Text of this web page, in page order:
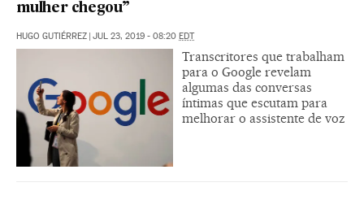
mulher chegou”
HUGO GUTIÉRREZ | JUL 23, 2019 - 08:20 EDT
Transcritores que trabalham
para o Google revelam
algumas das conversas
íntimas que escutam para
melhorar o assistente de voz